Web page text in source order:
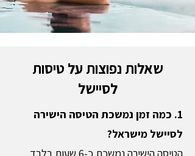
שאלות נפוצות על טיסות
לסיישל
1. כמה זמן נמשכת הטיסה הישירה
לסיישל מישראל?